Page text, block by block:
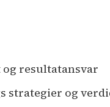
resultatansvar
strategier og